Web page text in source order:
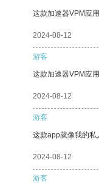
这款加速器VPM应
2024-08-12
游客
这款加速器VPM应
2024-08-12
游客
这款app就像我的私
2024-08-12
游客